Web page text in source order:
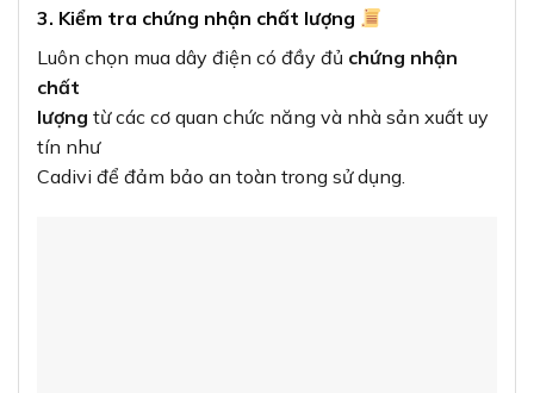
3. Kiểm tra chứng nhận chất lượng
Luôn chọn mua dây điện có đầy đủ chứng nhận
chất
lượng từ các cơ quan chức năng và nhà sản xuất uy
tín như
Cadivi để đảm bảo an toàn trong sử dụng.